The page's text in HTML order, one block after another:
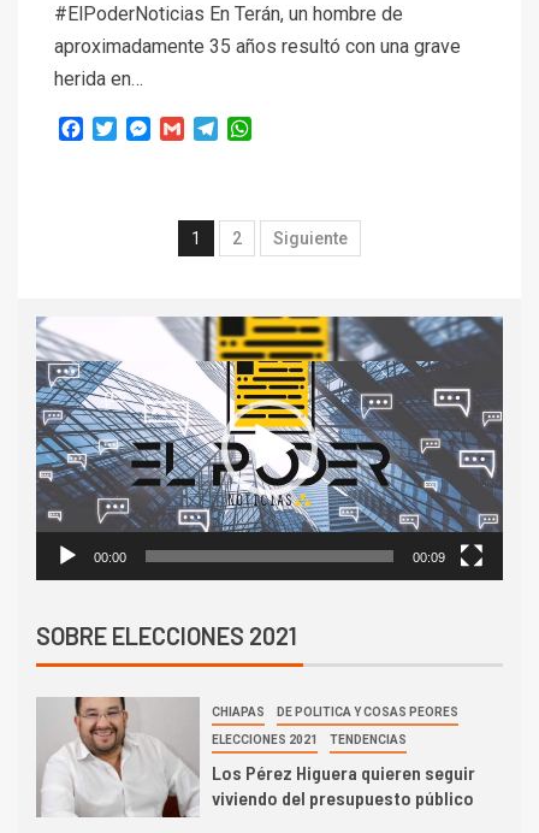
#ElPoderNoticias En Terán, un hombre de
aproximadamente 35 años resultó con una grave
herida en…
Facebook
TwitterMessenger
Gmail Telegram
1 2 Siguiente
Reproductor
de
vídeo
00:00 00:09
SOBRE ELECCIONES 2021
CHIAPAS DE POLITICA Y COSAS PEORES
ELECCIONES 2021 TENDENCIAS
Los Pérez Higuera quieren seguir
viviendo del presupuesto público